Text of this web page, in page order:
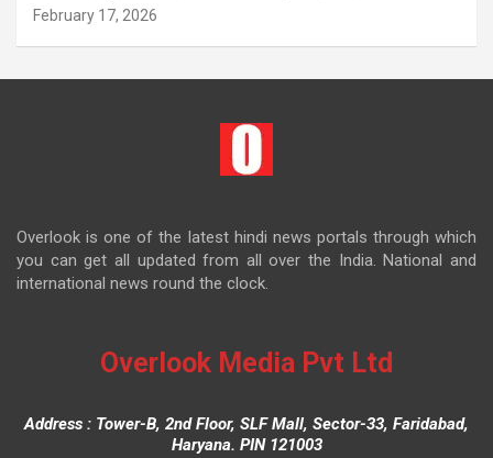
February 17, 2026
Overlook is one of the latest hindi news portals through which
you can get all updated from all over the India. National and
international news round the clock.
Overlook Media Pvt Ltd
Address : Tower-B, 2nd Floor, SLF Mall, Sector-33, Faridabad,
Haryana. PIN 121003